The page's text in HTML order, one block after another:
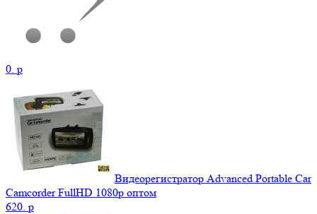
0. p
Видеорегистратор Advanced Portable Car
Camcorder FullHD 1080p оптом
620. p